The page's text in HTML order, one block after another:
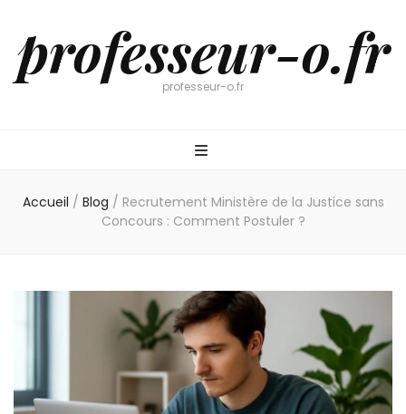
professeur-o.fr
professeur-o.fr
Accueil / Blog / Recrutement Ministère de la Justice sans
Concours : Comment Postuler ?